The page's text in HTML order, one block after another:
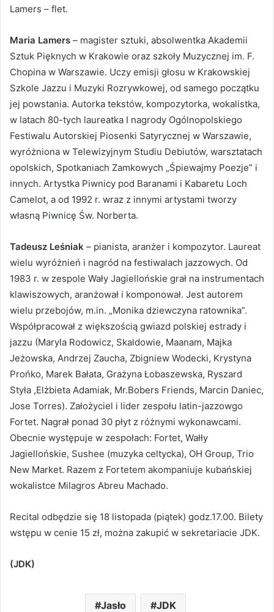
Lamers – flet.
Maria Lamers – magister sztuki, absolwentka Akademii
Sztuk Pięknych w Krakowie oraz szkoły Muzycznej im. F.
Chopina w Warszawie. Uczy emisji głosu w Krakowskiej
Szkole Jazzu i Muzyki Rozrywkowej, od samego początku
jej powstania. Autorka tekstów, kompozytorka, wokalistka,
w latach 80-tych laureatka I nagrody Ogólnopolskiego
Festiwalu Autorskiej Piosenki Satyrycznej w Warszawie,
wyróżniona w Telewizyjnym Studiu Debiutów, warsztatach
opolskich, Spotkaniach Zamkowych „Śpiewajmy Poezje” i
innych. Artystka Piwnicy pod Baranami i Kabaretu Loch
Camelot, a od 1992 r. wraz z innymi artystami tworzy
własną Piwnicę Św. Norberta.
Tadeusz Leśniak – pianista, aranżer i kompozytor. Laureat
wielu wyróżnień i nagród na festiwalach jazzowych. Od
1983 r. w zespole Wały Jagiellońskie grał na instrumentach
klawiszowych, aranżował i komponował. Jest autorem
wielu przebojów, m.in. „Monika dziewczyna ratownika”.
Współpracował z większością gwiazd polskiej estrady i
jazzu (Maryla Rodowicz, Skaldowie, Maanam, Majka
Jeżowska, Andrzej Zaucha, Zbigniew Wodecki, Krystyna
Prońko, Marek Bałata, Grażyna Łobaszewska, Ryszard
Styła ,Elżbieta Adamiak, Mr.Bobers Friends, Marcin Daniec,
Jose Torres). Założyciel i lider zespołu latin-jazzowgo
Fortet. Nagrał ponad 30 płyt z różnymi wykonawcami.
Obecnie występuje w zespołach: Fortet, Wałły
Jagiellońskie, Sushee (muzyka celtycka), OH Group, Trio
New Market. Razem z Fortetem akompaniuje kubańskiej
wokalistce Milagros Abreu Machado.
Recital odbędzie się 18 listopada (piątek) godz.17.00. Bilety
wstępu w cenie 15 zł, można zakupić w sekretariacie JDK.
(JDK)
Jasło JDK